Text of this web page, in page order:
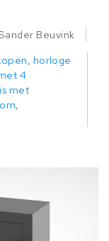
Beuvink
, horloge
4
met
,